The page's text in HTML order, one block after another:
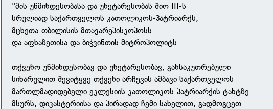
"მის უწმინდესობასა და უნეტარესობას შიო III-ს
სრულიად საქართველოს კათოლიკოს-პატრიარქს,
მცხეთა-თბილისის მთავარეპისკოპოსს
და აფხაზეთისა და ბიჭვინთის მიტროპოლიტს.
თქვენო უწმინდესობავ და უნეტარესობავ, განსაკუთრებული
სიხარულით შევიტყვე თქვენი არჩევის ამბავი საქართველოს
მართლმადიდებელი ეკლესიის კათოლიკოს-პატრიარქის ტახტზე.
მსურს, დიკასტერიისა და პირადად ჩემი სახელით, გადმოგცეთ